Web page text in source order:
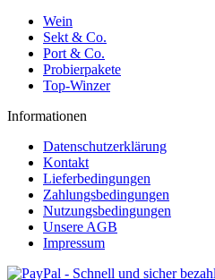
Wein
Sekt & Co.
Port & Co.
Probierpakete
Top-Winzer
Informationen
Datenschutzerklärung
Kontakt
Lieferbedingungen
Zahlungsbedingungen
Nutzungsbedingungen
Unsere AGB
Impressum